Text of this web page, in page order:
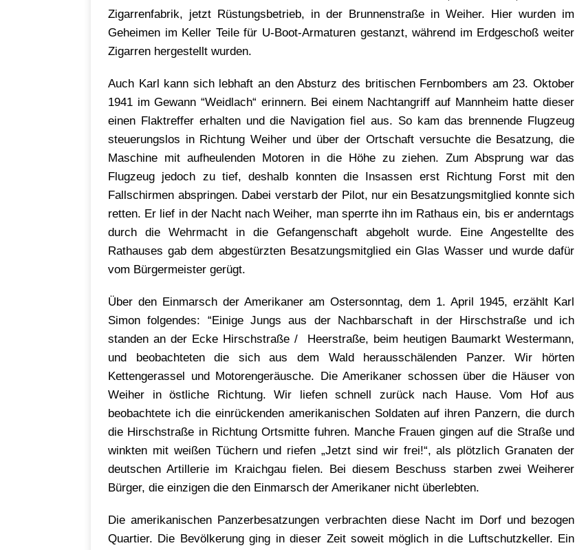
Zigarrenfabrik, jetzt Rüstungsbetrieb, in der Brunnenstraße in Weiher. Hier wurden im
Geheimen im Keller Teile für U-Boot-Armaturen gestanzt, während im Erdgeschoß weiter
Zigarren hergestellt wurden.
Auch Karl kann sich lebhaft an den Absturz des britischen Fernbombers am 23. Oktober
1941 im Gewann “Weidlach“ erinnern. Bei einem Nachtangriff auf Mannheim hatte dieser
einen Flaktreffer erhalten und die Navigation fiel aus. So kam das brennende Flugzeug
steuerungslos in Richtung Weiher und über der Ortschaft versuchte die Besatzung, die
Maschine mit aufheulenden Motoren in die Höhe zu ziehen. Zum Absprung war das
Flugzeug jedoch zu tief, deshalb konnten die Insassen erst Richtung Forst mit den
Fallschirmen abspringen. Dabei verstarb der Pilot, nur ein Besatzungsmitglied konnte sich
retten. Er lief in der Nacht nach Weiher, man sperrte ihn im Rathaus ein, bis er anderntags
durch die Wehrmacht in die Gefangenschaft abgeholt wurde. Eine Angestellte des
Rathauses gab dem abgestürzten Besatzungsmitglied ein Glas Wasser und wurde dafür
vom Bürgermeister gerügt.
Über den Einmarsch der Amerikaner am Ostersonntag, dem 1. April 1945, erzählt Karl
Simon folgendes: “Einige Jungs aus der Nachbarschaft in der Hirschstraße und ich
standen an der Ecke Hirschstraße / Heerstraße, beim heutigen Baumarkt Westermann,
und beobachteten die sich aus dem Wald herausschälenden Panzer. Wir hörten
Kettengerassel und Motorengeräusche. Die Amerikaner schossen über die Häuser von
Weiher in östliche Richtung. Wir liefen schnell zurück nach Hause. Vom Hof aus
beobachtete ich die einrückenden amerikanischen Soldaten auf ihren Panzern, die durch
die Hirschstraße in Richtung Ortsmitte fuhren. Manche Frauen gingen auf die Straße und
winkten mit weißen Tüchern und riefen „Jetzt sind wir frei!“, als plötzlich Granaten der
deutschen Artillerie im Kraichgau fielen. Bei diesem Beschuss starben zwei Weiherer
Bürger, die einzigen die den Einmarsch der Amerikaner nicht überlebten.
Die amerikanischen Panzerbesatzungen verbrachten diese Nacht im Dorf und bezogen
Quartier. Die Bevölkerung ging in dieser Zeit soweit möglich in die Luftschutzkeller. Ein